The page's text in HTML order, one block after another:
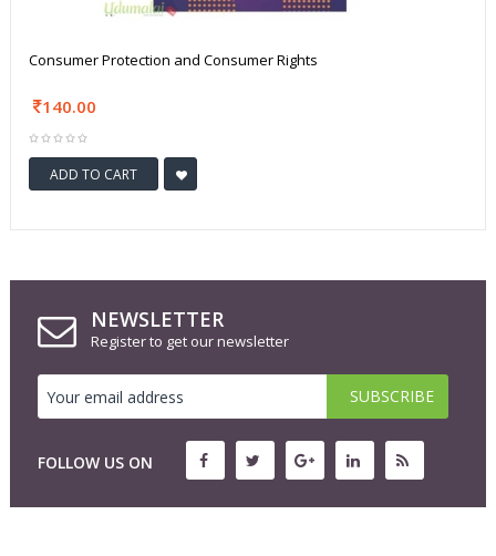
Consumer Protection and Consumer Rights
140.00
ADD TO CART
NEWSLETTER
Register to get our newsletter
FOLLOW US ON